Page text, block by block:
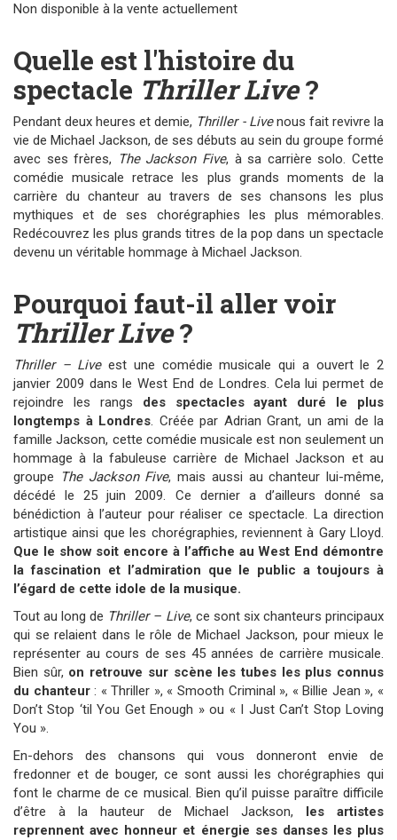
Non disponible à la vente actuellement
Quelle est l'histoire du
spectacle Thriller Live?
Pendant deux heures et demie, Thriller - Livenous fait revivre la
vie de Michael Jackson, de ses débuts au sein du groupe formé
avec ses frères,
The Jackson Five, à sa carrière solo. Cette
comédie musicale retrace les plus grands moments de la
carrière du chanteur au travers de ses chansons les plus
mythiques et de ses chorégraphies les plus mémorables.
Redécouvrez les plus grands titres de la pop dans un spectacle
devenu un véritable hommage à Michael Jackson.
Pourquoi faut-il aller voir
Thriller Live?
Thriller – Liveest une comédie musicale qui a ouvert le 2
janvier 2009 dans le West End de Londres. Cela lui permet de
rejoindre les rangs des spectacles ayant duré le plus
longtemps à Londres. Créée par Adrian Grant, un ami de la
famille Jackson, cette comédie musicale est non seulement un
hommage à la fabuleuse carrière de Michael Jackson et au
groupe
The Jackson Five, mais aussi au chanteur lui-même,
décédé le 25 juin 2009. Ce dernier a d’ailleurs donné sa
bénédiction à l’auteur pour réaliser ce spectacle. La direction
artistique ainsi que les chorégraphies, reviennent à Gary Lloyd.
Que le show soit encore à l’affiche au West End démontre
la fascination et l’admiration que le public a toujours à
l’égard de cette idole de la musique.
Tout au long de Thriller – Live, ce sont six chanteurs principaux
qui se relaient dans le rôle de Michael Jackson, pour mieux le
représenter au cours de ses 45 années de carrière musicale.
Bien sûr, on retrouve sur scène les tubes les plus connus
du chanteur: « Thriller », « Smooth Criminal », « Billie Jean », «
Don’t Stop ‘til You Get Enough » ou « I Just Can’t Stop Loving
You ».
En-dehors des chansons qui vous donneront envie de
fredonner et de bouger, ce sont aussi les chorégraphies qui
font le charme de ce musical. Bien qu’il puisse paraître difficile
d’être à la hauteur de Michael Jackson, les artistes
reprennent avec honneur et énergie ses danses les plus